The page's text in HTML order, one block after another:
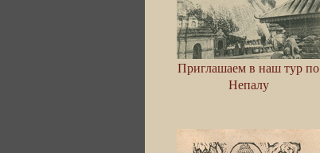
Приглашаем в наш тур по
Непалу